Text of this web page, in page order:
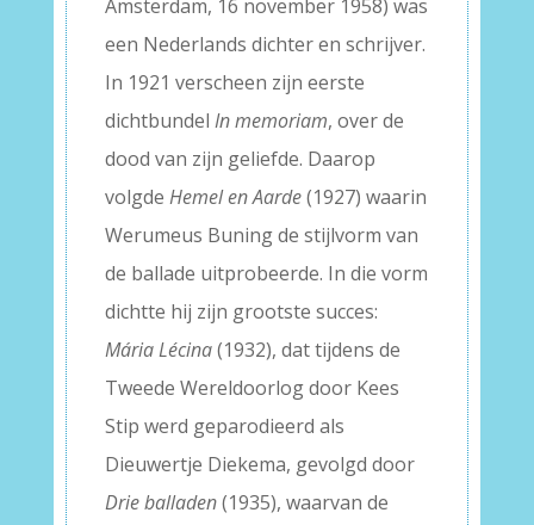
Amsterdam, 16 november 1958) was
een Nederlands dichter en schrijver.
In 1921 verscheen zijn eerste
dichtbundel In memoriam, over de
dood van zijn geliefde. Daarop
volgde Hemel en Aarde(1927) waarin
Werumeus Buning de stijlvorm van
de ballade uitprobeerde. In die vorm
dichtte hij zijn grootste succes:
Mária Lécina(1932), dat tijdens de
Tweede Wereldoorlog door Kees
Stip werd geparodieerd als
Dieuwertje Diekema, gevolgd door
Drie balladen(1935), waarvan de